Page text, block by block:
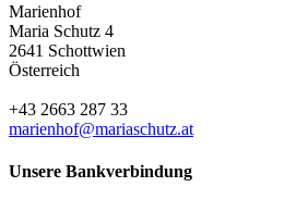
Marienhof
Maria Schutz 4
2641 Schottwien
Österreich
+43 2663 287 33
marienhof@mariaschutz.at
Unsere Bankverbindung